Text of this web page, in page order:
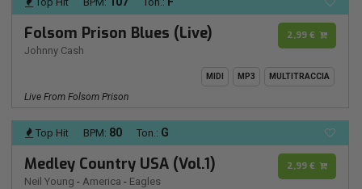
Folsom Prison Blues (Live)
Johnny Cash
2,99 €
MIDI MP3 MULTITRACCIA
Live From Folsom Prison
Top Hit BPM: 80 Ton.: G
Medley Country USA (Vol.1)
Neil Young - America - Eagles
2,99 €